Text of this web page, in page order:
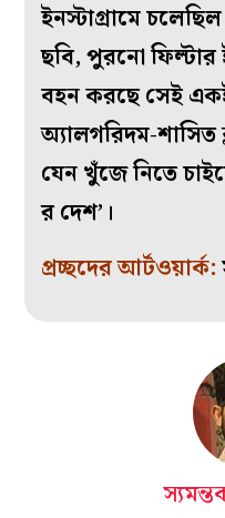
ইনস্টাগ্রামে
ছবি, পুরনো ফিল্টার
বহন করছে সেই
অ্যালগরিদম-শাসিত
যেন খুঁজে নিতে
র দেশ’।
প্রচ্ছদের আর্টওয়ার্ক: